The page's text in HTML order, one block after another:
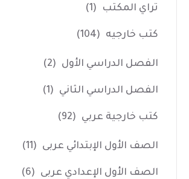
تراي المكتب (1)
كتب خارجيه (104)
الفصل الدراسي الأول (2)
الفصل الدراسي الثاني (1)
كتب خارجية عربي (92)
الصف الأول الإبتدائي عربى (11)
الصف الأول الإعدادي عربى (6)